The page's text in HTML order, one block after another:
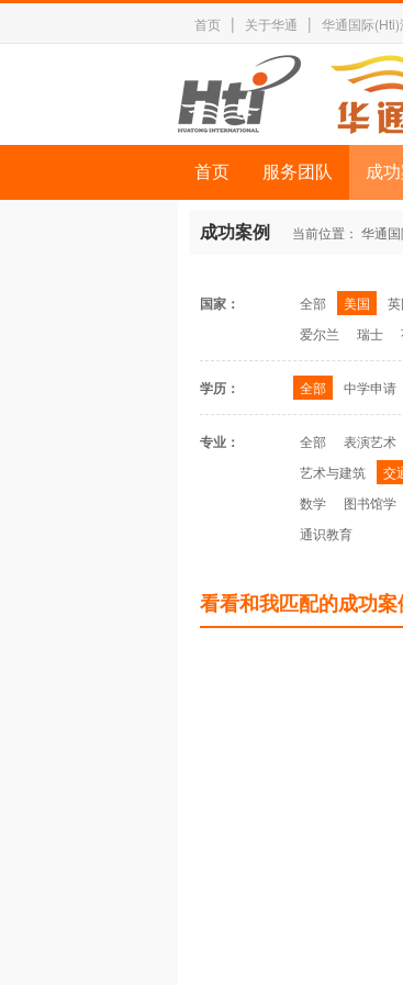
首页 | 关于华通 | 华通国际
首页 服务团队 成
成功案例 当前位置： 华通
国家： 全部 美国
爱尔兰
瑞士
学历： 全部 中学申请
专业： 全部 表演艺术
艺术与建筑
交
数学
图书馆学
通识教育
看看和我匹配的成功案